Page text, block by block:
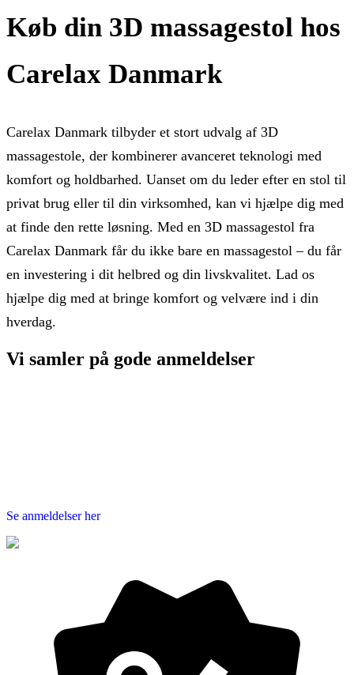
Køb din 3D massagestol hos
Carelax Danmark
Carelax Danmark tilbyder et stort udvalg af 3D
massagestole, der kombinerer avanceret teknologi med
komfort og holdbarhed. Uanset om du leder efter en stol til
privat brug eller til din virksomhed, kan vi hjælpe dig med
at finde den rette løsning. Med en 3D massagestol fra
Carelax Danmark får du ikke bare en massagestol – du får
en investering i dit helbred og din livskvalitet. Lad os
hjælpe dig med at bringe komfort og velvære ind i din
hverdag.
Vi samler på gode anmeldelser
Se anmeldelser her